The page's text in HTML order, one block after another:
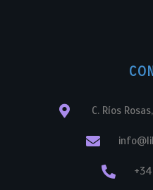
C. Ríos